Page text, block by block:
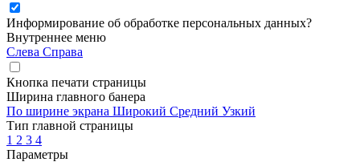
Информирование об обработке персональных данных?
Внутреннее меню
Слева Справа
Кнопка печати страницы
Ширина главного банера
По ширине экрана Широкий Средний Узкий
Тип главной страницы
1 2 3 4
Параметры